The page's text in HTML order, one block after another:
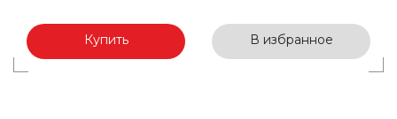
Купить В избранное